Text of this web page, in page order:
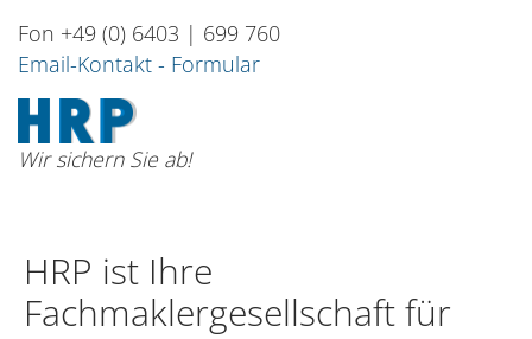
Fon +49 (0) 6403 | 699 760
Email-Kontakt - Formular
Wir sichern Sie ab!
HRP ist Ihre
Fachmaklergesellschaft für